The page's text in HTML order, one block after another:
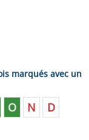
marqués avec un
O N D